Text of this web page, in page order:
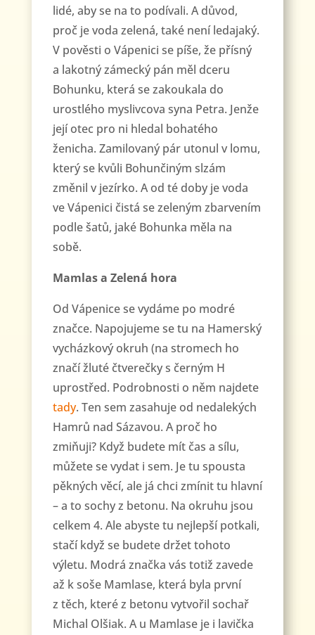
lidé, aby se na to podívali. A důvod,
proč je voda zelená, také není ledajaký.
V pověsti o Vápenici se píše, že přísný
a lakotný zámecký pán měl dceru
Bohunku, která se zakoukala do
urostlého myslivcova syna Petra. Jenže
její otec pro ni hledal bohatého
ženicha. Zamilovaný pár utonul v lomu,
který se kvůli Bohunčiným slzám
změnil v jezírko. A od té doby je voda
ve Vápenici čistá se zeleným zbarvením
podle šatů, jaké Bohunka měla na
sobě.
Mamlas a Zelená hora
Od Vápenice se vydáme po modré
značce. Napojujeme se tu na Hamerský
vycházkový okruh (na stromech ho
značí žluté čtverečky s černým H
uprostřed. Podrobnosti o něm najdete
tady. Ten sem zasahuje od nedalekých
Hamrů nad Sázavou. A proč ho
zmiňuji? Když budete mít čas a sílu,
můžete se vydat i sem. Je tu spousta
pěkných věcí, ale já chci zmínit tu hlavní
– a to sochy z betonu. Na okruhu jsou
celkem 4. Ale abyste tu nejlepší potkali,
stačí když se budete držet tohoto
výletu. Modrá značka vás totiž zavede
až k soše Mamlase, která byla první
z těch, které z betonu vytvořil sochař
Michal Olšiak. A u Mamlase je i lavička